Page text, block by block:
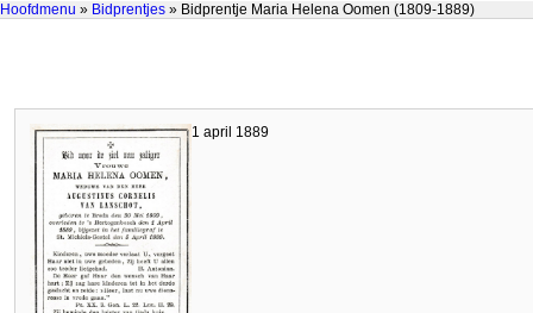
Hoofdmenu » Bidprentjes » Bidprentje Maria Helena Oomen (1809-1889)
1 april 1889